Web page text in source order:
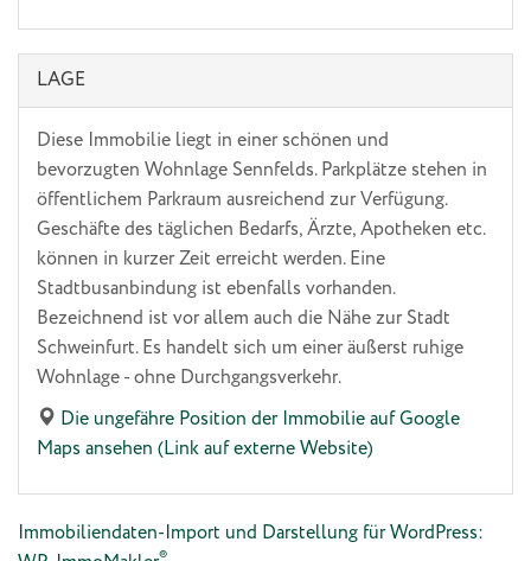
LAGE
Diese Immobilie liegt in einer schönen und
bevorzugten Wohnlage Sennfelds. Parkplätze stehen in
öffentlichem Parkraum ausreichend zur Verfügung.
Geschäfte des täglichen Bedarfs, Ärzte, Apotheken etc.
können in kurzer Zeit erreicht werden. Eine
Stadtbusanbindung ist ebenfalls vorhanden.
Bezeichnend ist vor allem auch die Nähe zur Stadt
Schweinfurt. Es handelt sich um einer äußerst ruhige
Wohnlage - ohne Durchgangsverkehr.
Die ungefähre Position der Immobilie auf Google
Maps ansehen (Link auf externe Website)
Immobiliendaten-Import und Darstellung für WordPress: